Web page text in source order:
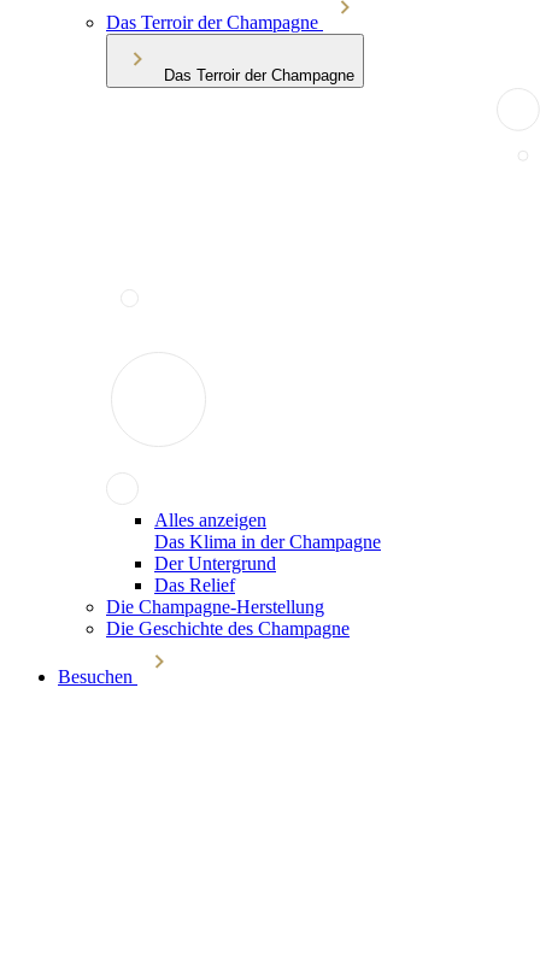
Das Terroir der Champagne
Das Terroir der Champagne
Alles anzeigen
Das Klima in der Champagne
Der Untergrund
Das Relief
Die Champagne-Herstellung
Die Geschichte des Champagne
Besuchen